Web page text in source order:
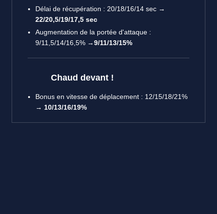
Délai de récupération : 20/18/16/14 sec →
22/20,5/19/17,5 sec
Augmentation de la portée d'attaque :
9/11,5/14/16,5% →9/11/13/15%
Chaud devant !
Bonus en vitesse de déplacement : 12/15/18/21%
→ 10/13/16/19%